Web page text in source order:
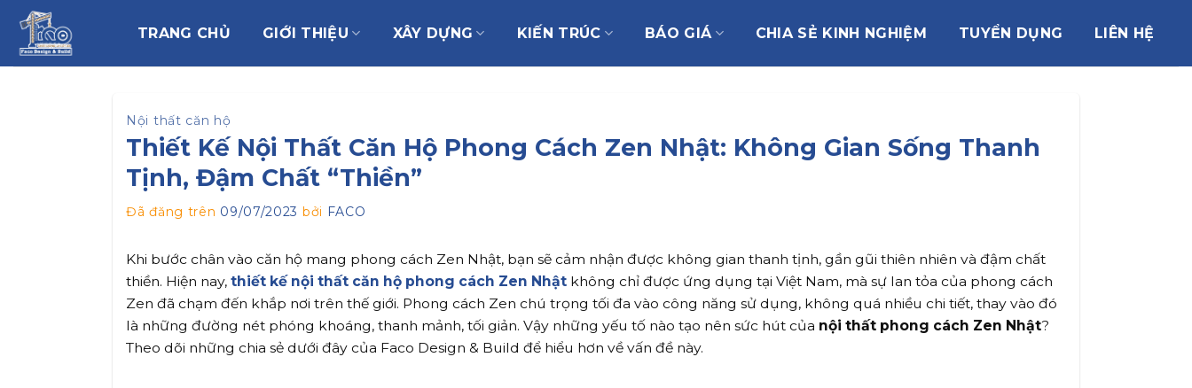
Chuyển
đến
nội
TRANG CHỦ GIỚI THIỆU XÂY DỰNG KIẾN TRÚC BÁO GIÁ CHIA SẺ KINH NGHIỆM TUYỂN DỤNG LIÊN HỆ
Nội thất căn hộ
Thiết Kế Nội Thất Căn Hộ Phong Cách Zen Nhật: Không Gian Sống Thanh
Tịnh, Đậm Chất “Thiền”
Đã đăng trên 09/07/2023 bởi FACO
Khi bước chân vào căn hộ mang phong cách Zen Nhật, bạn sẽ cảm nhận được không gian thanh tịnh, gần gũi thiên nhiên và đậm chất
thiền. Hiện nay, thiết kế nội thất căn hộ phong cách Zen Nhật không chỉ được ứng dụng tại Việt Nam, mà sự lan tỏa của phong cách
Zen đã chạm đến khắp nơi trên thế giới. Phong cách Zen chú trọng tối đa vào công năng sử dụng, không quá nhiều chi tiết, thay vào đó
là những đường nét phóng khoáng, thanh mảnh, tối giản. Vậy những yếu tố nào tạo nên sức hút của nội thất phong cách Zen Nhật?
Theo dõi những chia sẻ dưới đây của Faco Design & Build để hiểu hơn về vấn đề này.